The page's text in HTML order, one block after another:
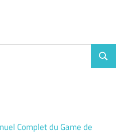
Search
Complet du Game de